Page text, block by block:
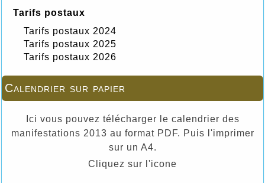
Tarifs postaux
Tarifs postaux 2024
Tarifs postaux 2025
Tarifs postaux 2026
Calendrier sur papier
Ici vous pouvez télécharger le calendrier des
manifestations 2013 au format PDF. Puis l'imprimer
sur un A4.
Cliquez sur l'icone